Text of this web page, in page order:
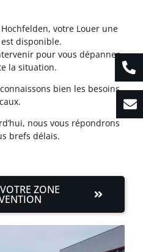
votre Louer une
disponible.
pour vous dépanner,
la situation.
bien les besoins
nous vous répondrons
brefs délais.
ZONE